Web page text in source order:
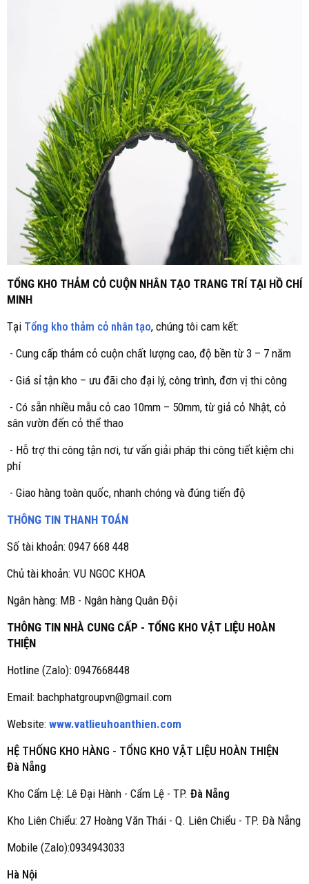
TỔNG KHO THẢM CỎ CUỘN NHÂN TẠO TRANG TRÍ TẠI HỒ CHÍ
MINH
Tại Tổng kho thảm cỏ nhân tạo, chúng tôi cam kết:
- Cung cấp thảm cỏ cuộn chất lượng cao, độ bền từ 3 – 7 năm
- Giá sỉ tận kho – ưu đãi cho đại lý, công trình, đơn vị thi công
- Có sẵn nhiều mẫu cỏ cao 10mm – 50mm, từ giả cỏ Nhật, cỏ
sân vườn đến cỏ thể thao
- Hỗ trợ thi công tận nơi, tư vấn giải pháp thi công tiết kiệm chi
phí
- Giao hàng toàn quốc, nhanh chóng và đúng tiến độ
THÔNG TIN THANH TOÁN
Số tài khoản: 0947 668 448
Chủ tài khoản: VU NGOC KHOA
Ngân hàng: MB - Ngân hàng Quân Đội
THÔNG TIN NHÀ CUNG CẤP - TỔNG KHO VẬT LIỆU HOÀN
THIỆN
Hotline (Zalo): 0947668448
Email: bachphatgroupvn@gmail.com
Website: www.vatlieuhoanthien.com
HỆ THỐNG KHO HÀNG - TỔNG KHO VẬT LIỆU HOÀN THIỆN
Đà Nẵng
Kho Cẩm Lệ: Lê Đại Hành - Cẩm Lệ - TP. Đà Nẵng
Kho Liên Chiểu: 27 Hoàng Văn Thái - Q. Liên Chiểu - TP. Đà Nẵng
Mobile (Zalo):0934943033
Hà Nội